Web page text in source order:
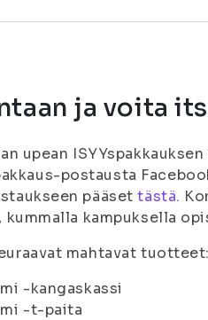
ja voita
upean
postausta
pääsettästä.
kampuksella
mahtavat tuotteet:
-kangaskassi
-t-paita